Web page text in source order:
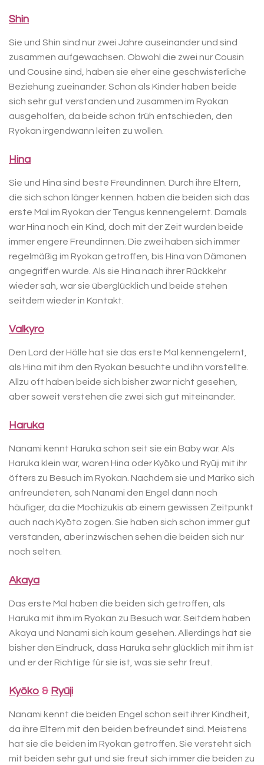
Shin
Sie und Shin sind nur zwei Jahre auseinander und sind
zusammen aufgewachsen. Obwohl die zwei nur Cousin
und Cousine sind, haben sie eher eine geschwisterliche
Beziehung zueinander. Schon als Kinder haben beide
sich sehr gut verstanden und zusammen im Ryokan
ausgeholfen, da beide schon früh entschieden, den
Ryokan irgendwann leiten zu wollen.
Hina
Sie und Hina sind beste Freundinnen. Durch ihre Eltern,
die sich schon länger kennen. haben die beiden sich das
erste Mal im Ryokan der Tengus kennengelernt. Damals
war Hina noch ein Kind, doch mit der Zeit wurden beide
immer engere Freundinnen. Die zwei haben sich immer
regelmäßig im Ryokan getroffen, bis Hina von Dämonen
angegriffen wurde. Als sie Hina nach ihrer Rückkehr
wieder sah, war sie überglücklich und beide stehen
seitdem wieder in Kontakt.
Valkyro
Den Lord der Hölle hat sie das erste Mal kennengelernt,
als Hina mit ihm den Ryokan besuchte und ihn vorstellte.
Allzu oft haben beide sich bisher zwar nicht gesehen,
aber soweit verstehen die zwei sich gut miteinander.
Haruka
Nanami kennt Haruka schon seit sie ein Baby war. Als
Haruka klein war, waren Hina oder Kyōko und Ryūji mit ihr
öfters zu Besuch im Ryokan. Nachdem sie und Mariko sich
anfreundeten, sah Nanami den Engel dann noch
häufiger, da die Mochizukis ab einem gewissen Zeitpunkt
auch nach Kyōto zogen. Sie haben sich schon immer gut
verstanden, aber inzwischen sehen die beiden sich nur
noch selten.
Akaya
Das erste Mal haben die beiden sich getroffen, als
Haruka mit ihm im Ryokan zu Besuch war. Seitdem haben
Akaya und Nanami sich kaum gesehen. Allerdings hat sie
bisher den Eindruck, dass Haruka sehr glücklich mit ihm ist
und er der Richtige für sie ist, was sie sehr freut.
Kyōko & Ryūji
Nanami kennt die beiden Engel schon seit ihrer Kindheit,
da ihre Eltern mit den beiden befreundet sind. Meistens
hat sie die beiden im Ryokan getroffen. Sie versteht sich
mit beiden sehr gut und sie freut sich immer die beiden zu